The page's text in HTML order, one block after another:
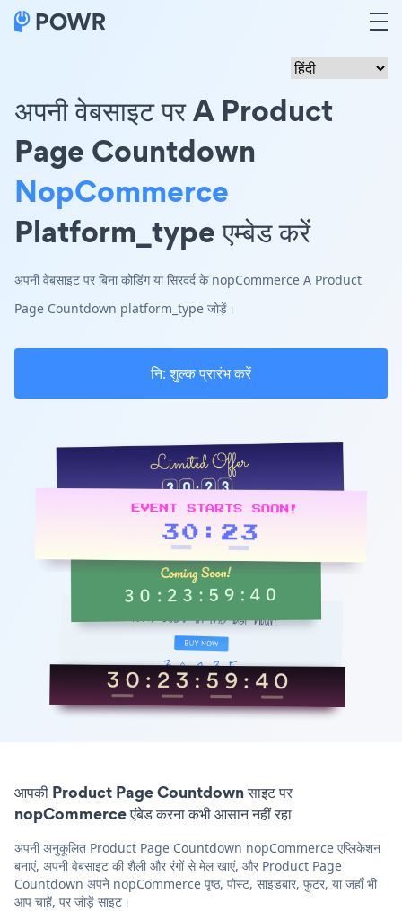
अपनी वेबसाइट पर A Product
Page Countdown
NopCommerce
Platform_type एम्बेड करें
अपनी वेबसाइट पर बिना कोडिंग या सिरदर्द के nopCommerce A Product
Page Countdown platform_type जोड़ें।
नि: शुल्क प्रारंभ करें
आपकी Product Page Countdown साइट पर
nopCommerce एंबेड करना कभी आसान नहीं रहा
अपनी अनुकूलित Product Page Countdown nopCommerce एप्लिकेशन
बनाएं, अपनी वेबसाइट की शैली और रंगों से मेल खाएं, और Product Page
Countdown अपने nopCommerce पृष्ठ, पोस्ट, साइडबार, फुटर, या जहाँ भी
आप चाहें, पर जोड़ें साइट।